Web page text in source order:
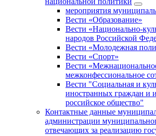
мероприятия
Вести «Образование»
Вести «Национально-
народов Российской
Вести «Молодежная
Вести «Спорт»
Вести
межконфессиональное
Вести "Социальная и
иностранных граждан и
российское общество"
Контактные данные
администрации
отвечающих за реализацию